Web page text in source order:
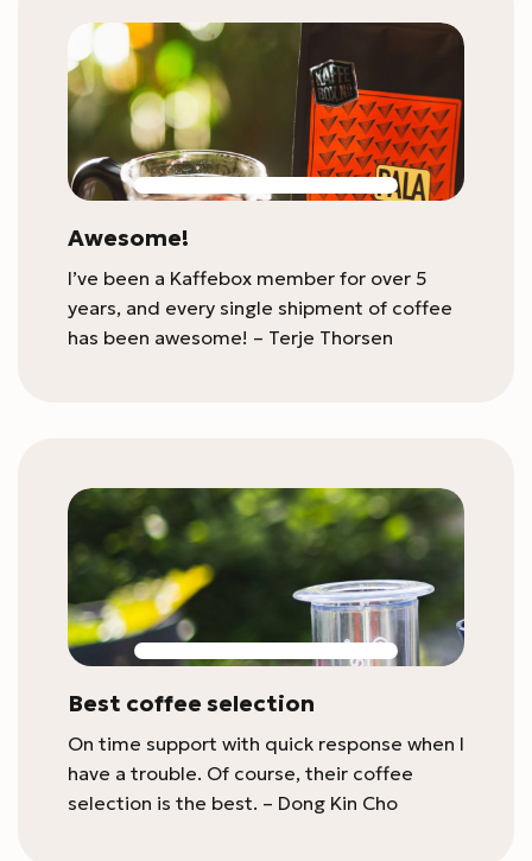
Awesome!
I’ve been a Kaffebox member for over 5
years, and every single shipment of coffee
has been awesome! – Terje Thorsen
Best coffee selection
On time support with quick response when I
have a trouble. Of course, their coffee
selection is the best. – Dong Kin Cho